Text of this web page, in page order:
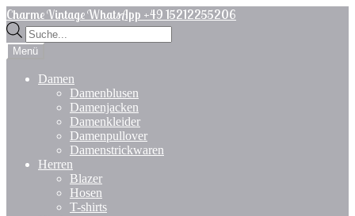
Zur
Navigation
springen
Zum
Inhalt
springen
Charme Vintage WhatsApp +49 15212255206
Products
search
Menü
Damen
Damenblusen
Damenjacken
Damenkleider
Damenpullover
Damenstrickwaren
Herren
Blazer
Hosen
T-shirts